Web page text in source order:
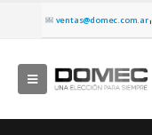
ventas@domec.com.ar|